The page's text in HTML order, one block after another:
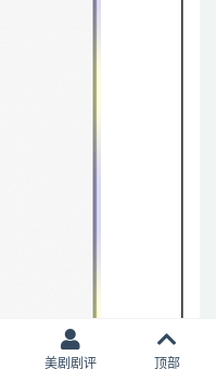
美剧剧评 顶部